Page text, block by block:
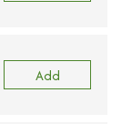
Add